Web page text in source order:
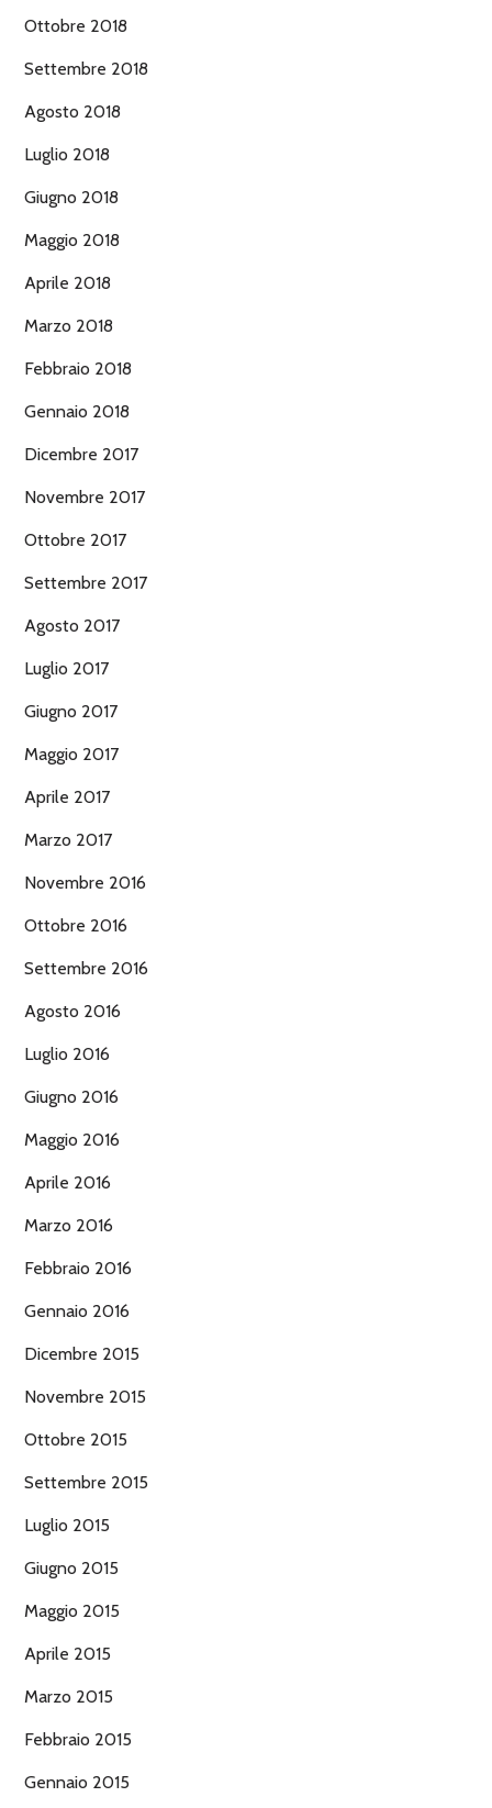
Ottobre 2018
Settembre 2018
Agosto 2018
Luglio 2018
Giugno 2018
Maggio 2018
Aprile 2018
Marzo 2018
Febbraio 2018
Gennaio 2018
Dicembre 2017
Novembre 2017
Ottobre 2017
Settembre 2017
Agosto 2017
Luglio 2017
Giugno 2017
Maggio 2017
Aprile 2017
Marzo 2017
Novembre 2016
Ottobre 2016
Settembre 2016
Agosto 2016
Luglio 2016
Giugno 2016
Maggio 2016
Aprile 2016
Marzo 2016
Febbraio 2016
Gennaio 2016
Dicembre 2015
Novembre 2015
Ottobre 2015
Settembre 2015
Luglio 2015
Giugno 2015
Maggio 2015
Aprile 2015
Marzo 2015
Febbraio 2015
Gennaio 2015